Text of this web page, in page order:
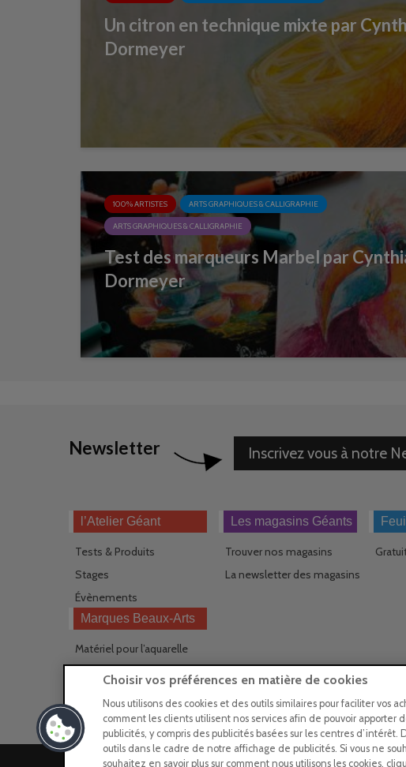
Un citron en technique mixte par
Dormeyer
100% ARTISTES ARTS GRAPHIQUES & CALLIGRAPHIE
ARTS GRAPHIQUES & CALLIGRAPHIE
Test des marqueurs Marbel par
Dormeyer
Newsletter Inscrivez vous à notre
l’Atelier Géant
Tests & Produits
Stages
Évènements
Les magasins Géants
Trouver nos magasins
La newsletter des magasins
Marques Beaux-Arts
Matériel pour l’aquarelle
Matériel pour l’acrylique
Choisir vos préférences en matière de cookies
Nous utilisons des cookies et des outils similaires pour faciliter vos
comment les clients utilisent nos services afin de pouvoir apporter
publicités, y compris des publicités basées sur les centres
outils dans le cadre de notre affichage de publicités. Si vous ne
souhaitez en savoir plus sur comment nous utilisons les cookies,